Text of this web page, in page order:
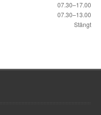
07.30–17.00
07.30–13.00
Stängt